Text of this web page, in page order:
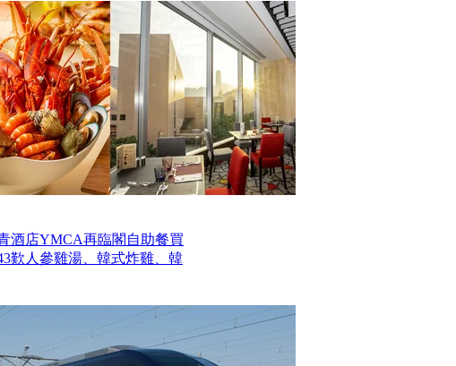
酒店YMCA再臨閣自助餐買
歎人參雞湯、韓式炸雞、韓